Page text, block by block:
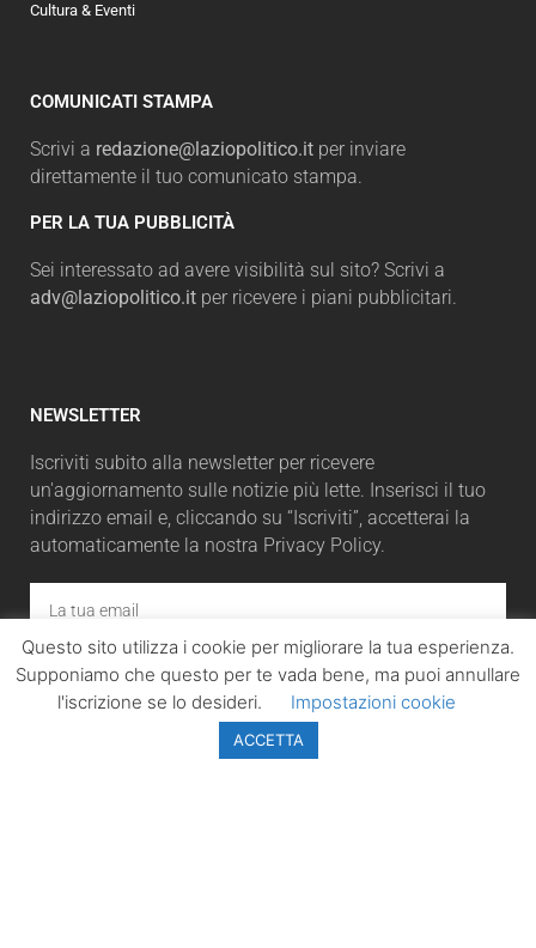
Cultura & Eventi
COMUNICATI STAMPA
Scrivi a redazione@laziopolitico.it per inviare
direttamente il tuo comunicato stampa.
PER LA TUA PUBBLICITÀ
Sei interessato ad avere visibilità sul sito? Scrivi a
adv@laziopolitico.it per ricevere i piani pubblicitari.
NEWSLETTER
Iscriviti subito alla newsletter per ricevere
un'aggiornamento sulle notizie più lette. Inserisci il tuo
indirizzo email e, cliccando su “Iscriviti”, accetterai la
automaticamente la nostra Privacy Policy.
ISCRIVITI
Questo sito utilizza i cookie per migliorare la tua esperienza.
Supponiamo che questo per te vada bene, ma puoi annullare
l'iscrizione se lo desideri.
Impostazioni cookie
ACCETTA